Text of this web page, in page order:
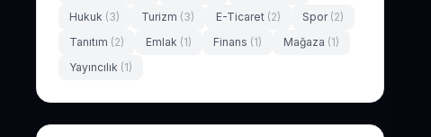
Hukuk (3) Turizm (3) E-Ticaret (2) Spor (2)
Tanıtım (2) Emlak (1) Finans (1) Mağaza (1)
Yayıncılık (1)